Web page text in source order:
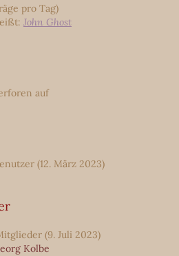
pro Tag)
John Ghost
auf
(12. März 2023)
(9. Juli 2023)
Kolbe